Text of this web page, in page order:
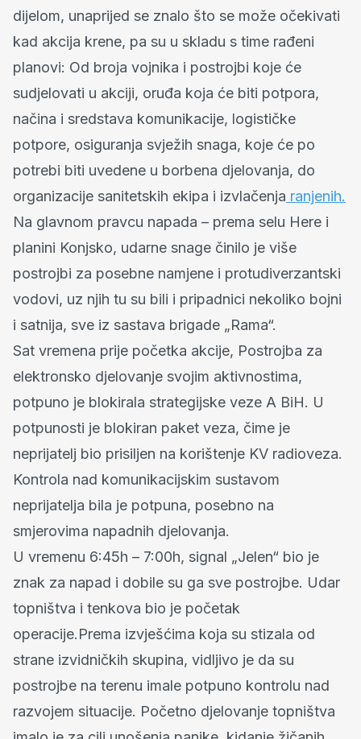
dijelom, unaprijed se znalo što se može očekivati
kad akcija krene, pa su u skladu s time rađeni
planovi: Od broja vojnika i postrojbi koje će
sudjelovati u akciji, oruđa koja će biti potpora,
načina i sredstava komunikacije, logističke
potpore, osiguranja svježih snaga, koje će po
potrebi biti uvedene u borbena djelovanja, do
organizacije sanitetskih ekipa i izvlačenja ranjenih.
Na glavnom pravcu napada – prema selu Here i
planini Konjsko, udarne snage činilo je više
postrojbi za posebne namjene i protudiverzantski
vodovi, uz njih tu su bili i pripadnici nekoliko bojni
i satnija, sve iz sastava brigade „Rama“.
Sat vremena prije početka akcije, Postrojba za
elektronsko djelovanje svojim aktivnostima,
potpuno je blokirala strategijske veze A BiH. U
potpunosti je blokiran paket veza, čime je
neprijatelj bio prisiljen na korištenje KV radioveza.
Kontrola nad komunikacijskim sustavom
neprijatelja bila je potpuna, posebno na
smjerovima napadnih djelovanja.
U vremenu 6:45h – 7:00h, signal „Jelen“ bio je
znak za napad i dobile su ga sve postrojbe. Udar
topništva i tenkova bio je početak
operacije.Prema izvješćima koja su stizala od
strane izvidničkih skupina, vidljivo je da su
postrojbe na terenu imale potpuno kontrolu nad
razvojem situacije. Početno djelovanje topništva